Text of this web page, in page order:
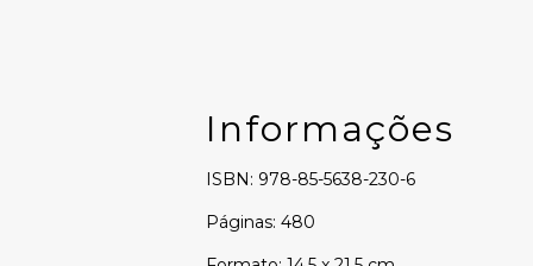
Informações
ISBN: 978-85-5638-230-6
Páginas: 480